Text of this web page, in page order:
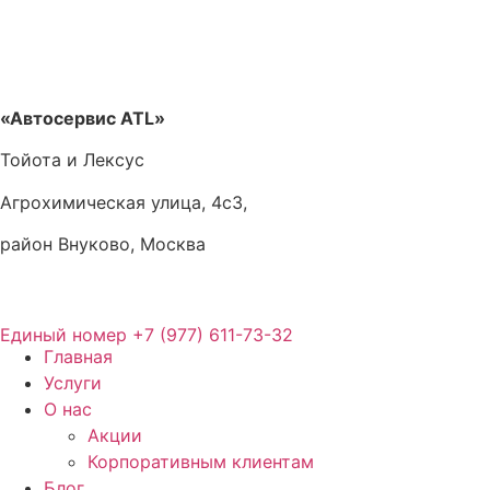
«Автосервис ATL»
Тойота и Лексус
Агрохимическая улица, 4с3,
район Внуково, Москва
Единый номер +7 (977) 611-73-32
Главная
Услуги
О нас
Акции
Корпоративным клиентам